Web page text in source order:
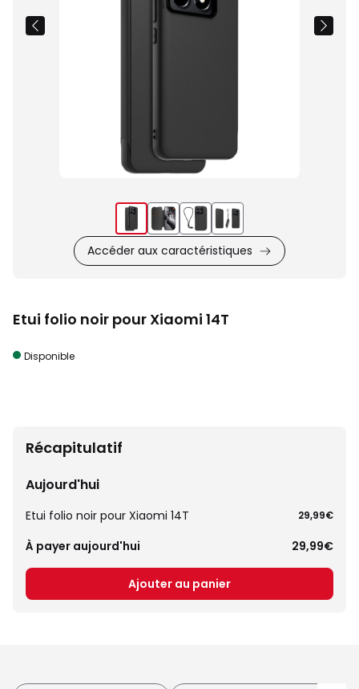
Accéder aux caractéristiques
Etui folio noir pour Xiaomi 14T
Disponible
Récapitulatif
Aujourd'hui
Etui folio noir pour Xiaomi 14T 29,99€
À payer aujourd'hui 29,99€
Ajouter au panier